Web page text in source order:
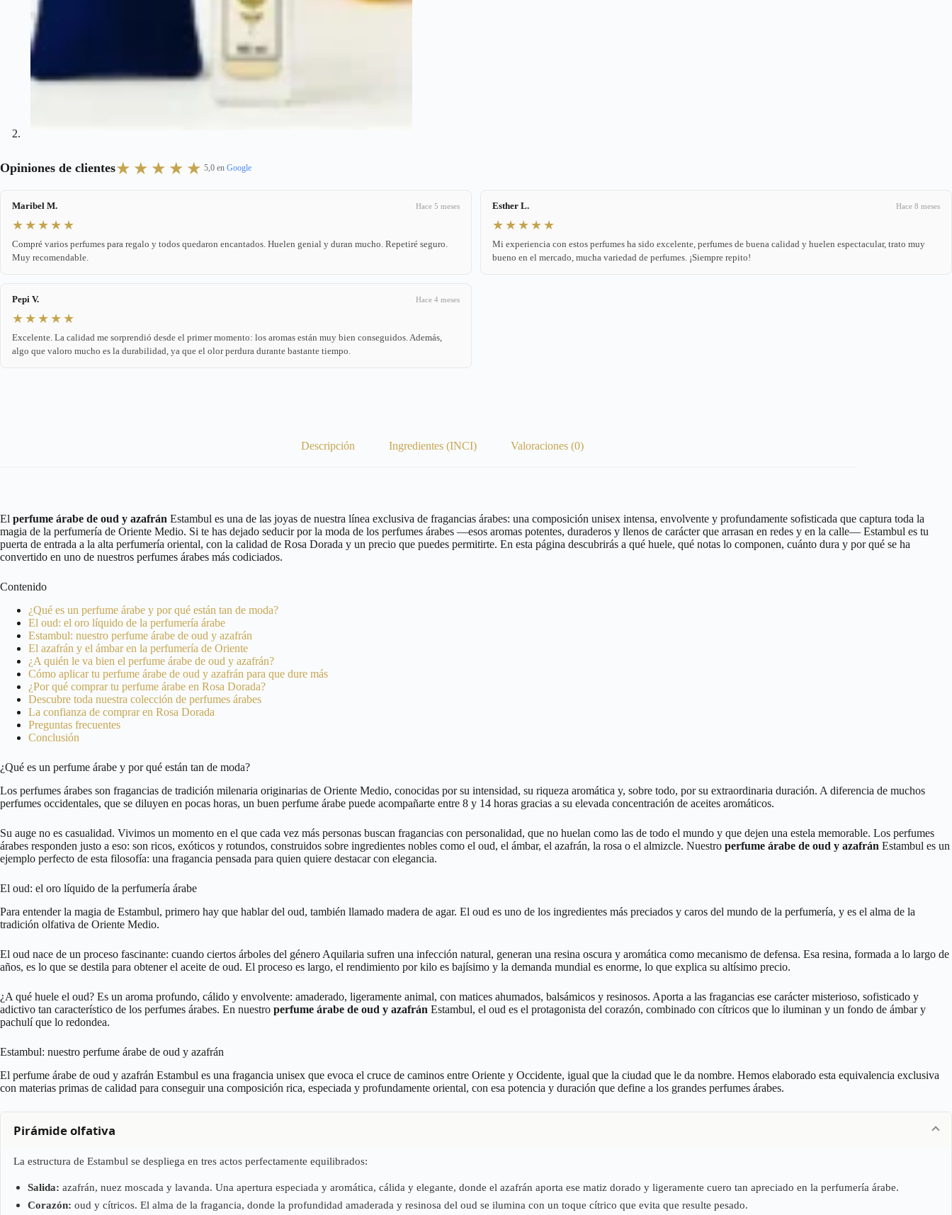
Opiniones de clientes★★★★★ 5,0 en Google
Maribel M. Hace 5 meses
★★★★★
Compré varios perfumes para regalo y todos quedaron encantados. Huelen genial y duran mucho. Repetiré seguro.
Muy recomendable.
Esther L. Hace 8 meses
★★★★★
Mi experiencia con estos perfumes ha sido excelente, perfumes de buena calidad y huelen espectacular, trato muy
bueno en el mercado, mucha variedad de perfumes. ¡Siempre repito!
Pepi V. Hace 4 meses
★★★★★
Excelente. La calidad me sorprendió desde el primer momento: los aromas están muy bien conseguidos. Además,
algo que valoro mucho es la durabilidad, ya que el olor perdura durante bastante tiempo.
Descripción Ingredientes (INCI) Valoraciones (0)
El perfume árabe de oud y azafrán Estambul es una de las joyas de nuestra línea exclusiva de fragancias árabes: una composición unisex intensa, envolvente y profundamente sofisticada que captura toda la
magia de la perfumería de Oriente Medio. Si te has dejado seducir por la moda de los perfumes árabes —esos aromas potentes, duraderos y llenos de carácter que arrasan en redes y en la calle— Estambul es tu
puerta de entrada a la alta perfumería oriental, con la calidad de Rosa Dorada y un precio que puedes permitirte. En esta página descubrirás a qué huele, qué notas lo componen, cuánto dura y por qué se ha
convertido en uno de nuestros perfumes árabes más codiciados.
Contenido
¿Qué es un perfume árabe y por qué están tan de moda?
El oud: el oro líquido de la perfumería árabe
Estambul: nuestro perfume árabe de oud y azafrán
El azafrán y el ámbar en la perfumería de Oriente
¿A quién le va bien el perfume árabe de oud y azafrán?
Cómo aplicar tu perfume árabe de oud y azafrán para que dure más
¿Por qué comprar tu perfume árabe en Rosa Dorada?
Descubre toda nuestra colección de perfumes árabes
La confianza de comprar en Rosa Dorada
Preguntas frecuentes
Conclusión
¿Qué es un perfume árabe y por qué están tan de moda?
Los perfumes árabes son fragancias de tradición milenaria originarias de Oriente Medio, conocidas por su intensidad, su riqueza aromática y, sobre todo, por su extraordinaria duración. A diferencia de muchos
perfumes occidentales, que se diluyen en pocas horas, un buen perfume árabe puede acompañarte entre 8 y 14 horas gracias a su elevada concentración de aceites aromáticos.
Su auge no es casualidad. Vivimos un momento en el que cada vez más personas buscan fragancias con personalidad, que no huelan como las de todo el mundo y que dejen una estela memorable. Los perfumes
árabes responden justo a eso: son ricos, exóticos y rotundos, construidos sobre ingredientes nobles como el oud, el ámbar, el azafrán, la rosa o el almizcle. Nuestro perfume árabe de oud y azafrán Estambul es un
ejemplo perfecto de esta filosofía: una fragancia pensada para quien quiere destacar con elegancia.
El oud: el oro líquido de la perfumería árabe
Para entender la magia de Estambul, primero hay que hablar del oud, también llamado madera de agar. El oud es uno de los ingredientes más preciados y caros del mundo de la perfumería, y es el alma de la
tradición olfativa de Oriente Medio.
El oud nace de un proceso fascinante: cuando ciertos árboles del género Aquilaria sufren una infección natural, generan una resina oscura y aromática como mecanismo de defensa. Esa resina, formada a lo largo de
años, es lo que se destila para obtener el aceite de oud. El proceso es largo, el rendimiento por kilo es bajísimo y la demanda mundial es enorme, lo que explica su altísimo precio.
¿A qué huele el oud? Es un aroma profundo, cálido y envolvente: amaderado, ligeramente animal, con matices ahumados, balsámicos y resinosos. Aporta a las fragancias ese carácter misterioso, sofisticado y
adictivo tan característico de los perfumes árabes. En nuestro perfume árabe de oud y azafrán Estambul, el oud es el protagonista del corazón, combinado con cítricos que lo iluminan y un fondo de ámbar y
pachulí que lo redondea.
Estambul: nuestro perfume árabe de oud y azafrán
El perfume árabe de oud y azafrán Estambul es una fragancia unisex que evoca el cruce de caminos entre Oriente y Occidente, igual que la ciudad que le da nombre. Hemos elaborado esta equivalencia exclusiva
con materias primas de calidad para conseguir una composición rica, especiada y profundamente oriental, con esa potencia y duración que define a los grandes perfumes árabes.
Pirámide olfativa
La estructura de Estambul se despliega en tres actos perfectamente equilibrados:
Salida: azafrán, nuez moscada y lavanda. Una apertura especiada y aromática, cálida y elegante, donde el azafrán aporta ese matiz dorado y ligeramente cuero tan apreciado en la perfumería árabe.
Corazón: oud y cítricos. El alma de la fragancia, donde la profundidad amaderada y resinosa del oud se ilumina con un toque cítrico que evita que resulte pesado.